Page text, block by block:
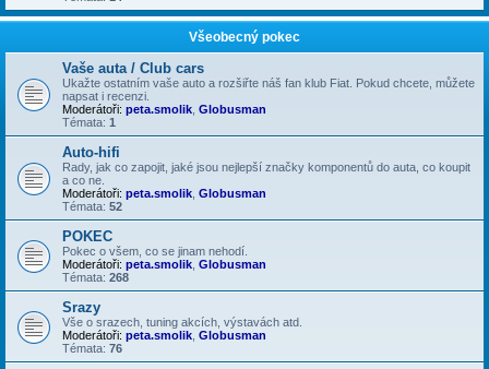
Všeobecný pokec
Vaše auta / Club cars
Ukažte ostatním vaše auto a rozšiřte náš fan klub Fiat. Pokud chcete, můžete
napsat i recenzi.
Moderátoři: peta.smolik, Globusman
Témata: 1
Auto-hifi
Rady, jak co zapojit, jaké jsou nejlepší značky komponentů do auta, co koupit
a co ne.
Moderátoři: peta.smolik, Globusman
Témata: 52
POKEC
Pokec o všem, co se jinam nehodí.
Moderátoři: peta.smolik, Globusman
Témata: 268
Srazy
Vše o srazech, tuning akcích, výstavách atd.
Moderátoři: peta.smolik, Globusman
Témata: 76